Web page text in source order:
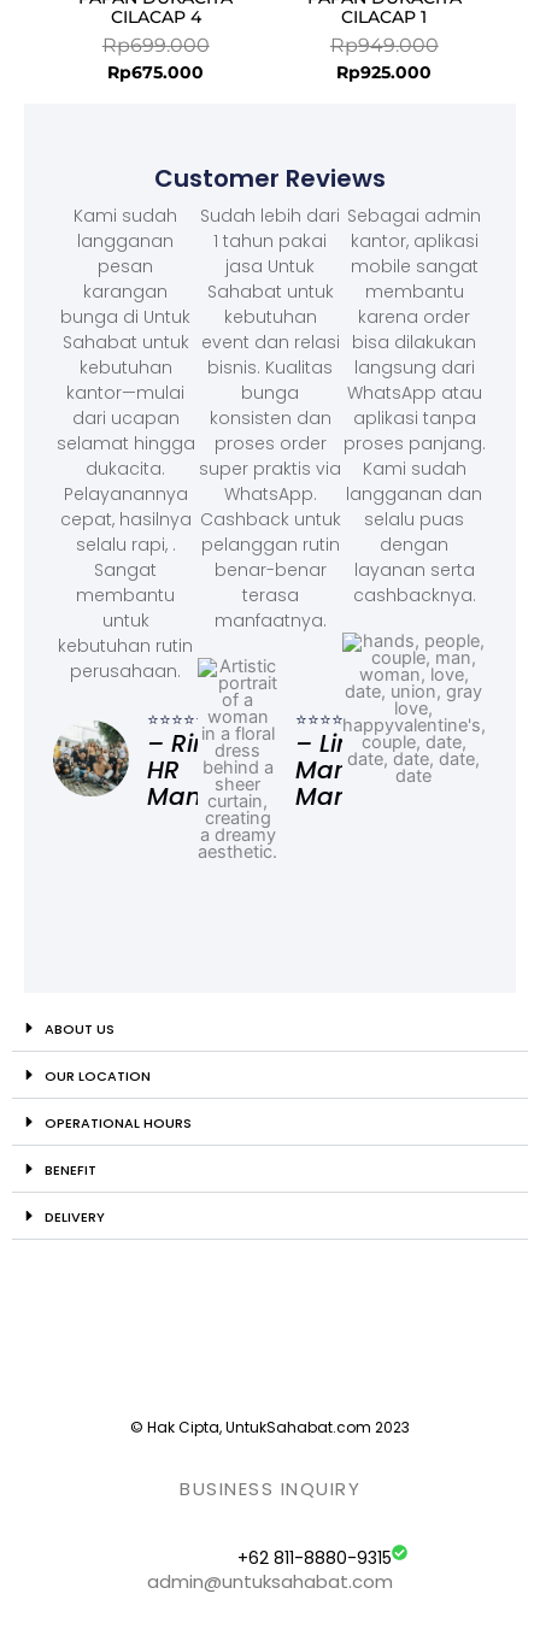
CILACAP 4
Rp699.000
Rp675.000
CILACAP 1
Rp949.000
Rp925.000
Customer Reviews
Kami sudah
langganan
pesan
karangan
bunga di Untuk
Sahabat untuk
kebutuhan
kantor—mulai
dari ucapan
selamat hingga
dukacita.
Pelayanannya
cepat, hasilnya
selalu rapi, .
Sangat
membantu
untuk
kebutuhan rutin
perusahaan.
⭐⭐⭐⭐⭐
– Rina,
HR
Manager
Sudah lebih dari
1 tahun pakai
jasa Untuk
Sahabat untuk
kebutuhan
event dan relasi
bisnis. Kualitas
bunga
konsisten dan
proses order
super praktis via
WhatsApp.
Cashback untuk
pelanggan rutin
benar-benar
terasa
manfaatnya.
⭐⭐⭐⭐⭐
– Linda,
Marketing
Manager
Sebagai admin
kantor, aplikasi
mobile sangat
membantu
karena order
bisa dilakukan
langsung dari
WhatsApp atau
aplikasi tanpa
proses panjang.
Kami sudah
langganan dan
selalu puas
dengan
layanan serta
cashbacknya.
ABOUT US
OUR LOCATION
OPERATIONAL HOURS
BENEFIT
DELIVERY
© Hak Cipta, UntukSahabat.com 2023
BUSINESS INQUIRY
+62 811-8880-9315
admin@untuksahabat.com